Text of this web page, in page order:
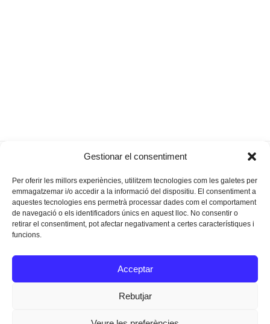
Gestionar el consentiment
Per oferir les millors experiències, utilitzem tecnologies com les galetes per
emmagatzemar i/o accedir a la informació del dispositiu. El consentiment a
aquestes tecnologies ens permetrà processar dades com el comportament
de navegació o els identificadors únics en aquest lloc. No consentir o
retirar el consentiment, pot afectar negativament a certes característiques i
funcions.
Acceptar
Rebutjar
històrica, més enfora que mai
Instagram
Facebook
Twitter
Texts Legals